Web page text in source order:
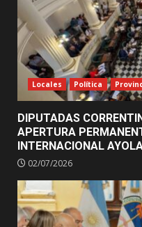
Locales Política
DIPUTADAS
APERTURA
INTERNACIONAL
02/07/2026